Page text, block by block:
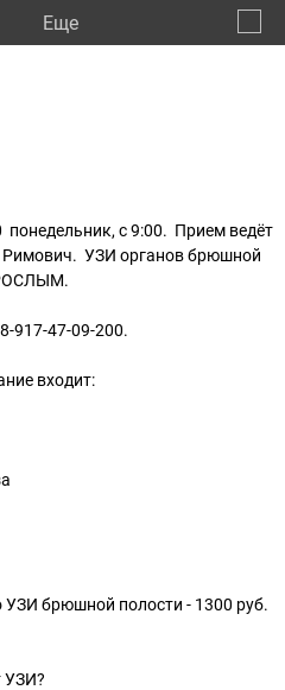
Eще
с 9:00. Прием ведёт
УЗИ органов брюшной
917-47-09-200.
входит:
УЗИ брюшной полости - 1300 руб.
УЗИ?